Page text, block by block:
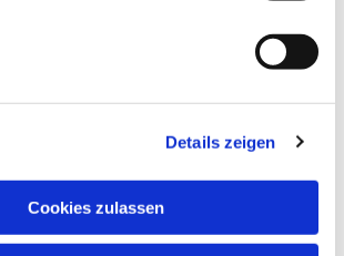
Details zeigen
Cookies zulassen